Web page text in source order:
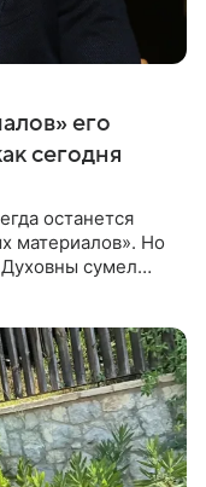
его
сегодня
останется
материалов». Но
сумел